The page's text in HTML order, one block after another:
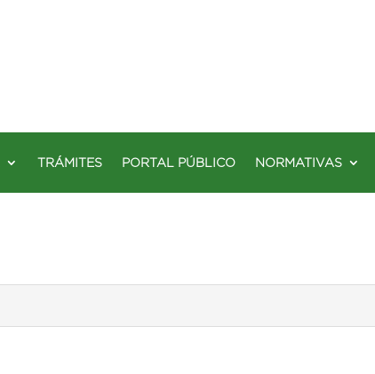
TRÁMITES PORTAL PÚBLICO NORMATIVAS